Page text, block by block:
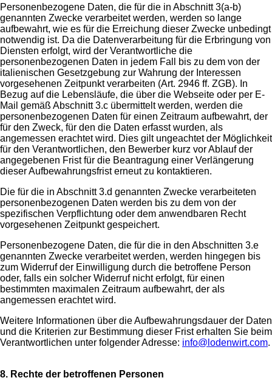
Personenbezogene Daten, die für die in Abschnitt 3(a-b)
genannten Zwecke verarbeitet werden, werden so lange
aufbewahrt, wie es für die Erreichung dieser Zwecke unbedingt
notwendig ist. Da die Datenverarbeitung für die Erbringung von
Diensten erfolgt, wird der Verantwortliche die
personenbezogenen Daten in jedem Fall bis zu dem von der
italienischen Gesetzgebung zur Wahrung der Interessen
vorgesehenen Zeitpunkt verarbeiten (Art. 2946 ff. ZGB). In
Bezug auf die Lebensläufe, die über die Webseite oder per E-
Mail gemäß Abschnitt 3.c übermittelt werden, werden die
personenbezogenen Daten für einen Zeitraum aufbewahrt, der
für den Zweck, für den die Daten erfasst wurden, als
angemessen erachtet wird. Dies gilt ungeachtet der Möglichkeit
für den Verantwortlichen, den Bewerber kurz vor Ablauf der
angegebenen Frist für die Beantragung einer Verlängerung
dieser Aufbewahrungsfrist erneut zu kontaktieren.
Die für die in Abschnitt 3.d genannten Zwecke verarbeiteten
personenbezogenen Daten werden bis zu dem von der
spezifischen Verpflichtung oder dem anwendbaren Recht
vorgesehenen Zeitpunkt gespeichert.
Personenbezogene Daten, die für die in den Abschnitten 3.e
genannten Zwecke verarbeitet werden, werden hingegen bis
zum Widerruf der Einwilligung durch die betroffene Person
oder, falls ein solcher Widerruf nicht erfolgt, für einen
bestimmten maximalen Zeitraum aufbewahrt, der als
angemessen erachtet wird.
Weitere Informationen über die Aufbewahrungsdauer der Daten
und die Kriterien zur Bestimmung dieser Frist erhalten Sie beim
Verantwortlichen unter folgender Adresse: info@lodenwirt.com.
8. Rechte der betroffenen Personen